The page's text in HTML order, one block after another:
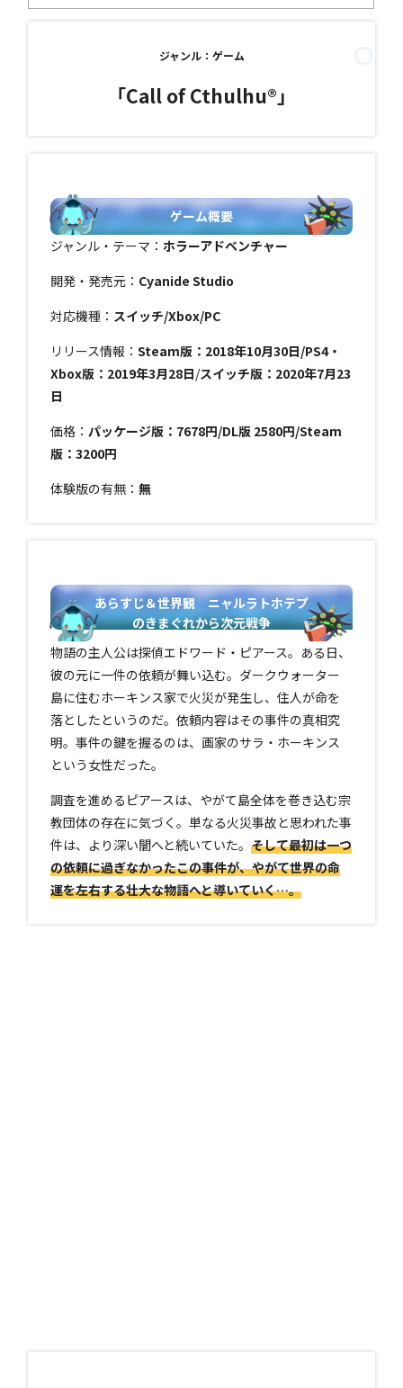
ジャンル：ゲーム
「Call of Cthulhu®」
ゲーム概要
ジャンル・テーマ：ホラーアドベンチャー
開発・発売元： Cyanide Studio
対応機種： スイッチ/Xbox/PC
リリース情報：Steam版：2018年10月30日/PS4・
Xbox版：2019年3月28日/スイッチ版：2020年7月23
日
価格： パッケージ版：7678円/DL版 2580円/Steam
版：3200円
体験版の有無：無
あらすじ＆世界観 ニャルラトホテプ
のきまぐれから次元戦争
物語の主人公は探偵エドワード・ピアース。ある日、
彼の元に一件の依頼が舞い込む。ダークウォーター
島に住むホーキンス家で火災が発生し、住人が命を
落としたというのだ。依頼内容はその事件の真相究
明。事件の鍵を握るのは、画家のサラ・ホーキンス
という女性だった。
調査を進めるピアースは、やがて島全体を巻き込む宗
教団体の存在に気づく。単なる火災事故と思われた事
件は、より深い闇へと続いていた。そして最初は一つ
の依頼に過ぎなかったこの事件が、やがて世界の命
運を左右する壮大な物語へと導いていく…。